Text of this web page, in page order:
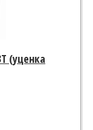
(уценка